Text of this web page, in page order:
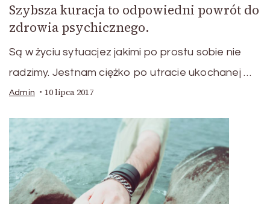
Szybsza kuracja to odpowiedni powrót do
zdrowia psychicznego.
Są w życiu sytuacjez jakimi po prostu sobie nie
radzimy. Jestnam ciężko po utracie ukochanej …
Admin 10 lipca 2017